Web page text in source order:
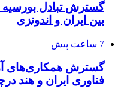
گسترش تبادل
بین ایران و اندونزی
7 ساعت پیش
گسترش همکاری‌های
فناوری ایران و هند